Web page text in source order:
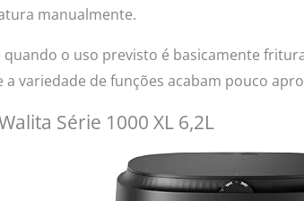
manualmente.
o uso previsto é basicamente
a variedade de funções acabam pouco
Série 1000 XL 6,2L